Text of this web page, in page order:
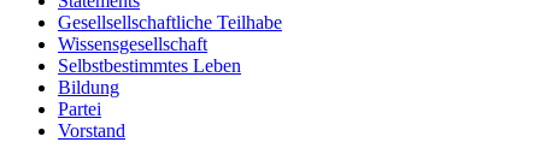
Gesellsellschaftliche Teilhabe
Wissensgesellschaft
Selbstbestimmtes Leben
Bildung
Partei
Vorstand